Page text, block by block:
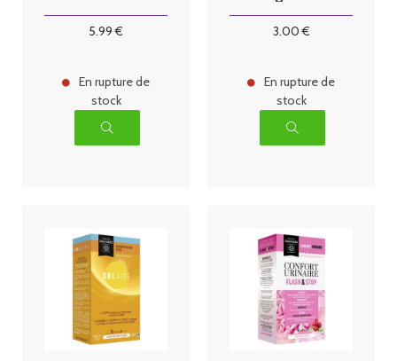
5.99 €
En rupture de
stock
3.00€
En rupture de
stock